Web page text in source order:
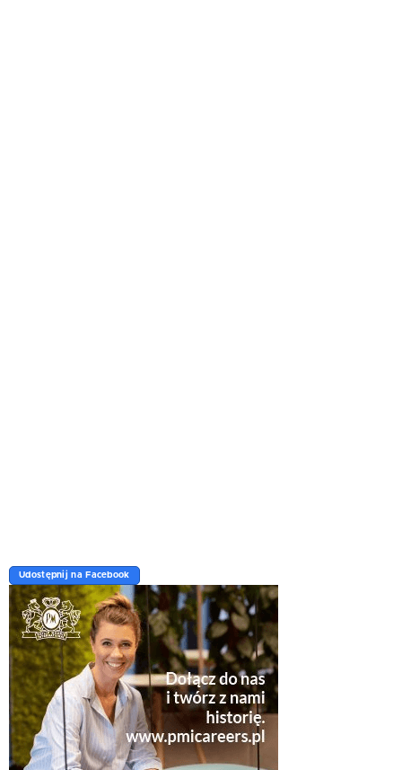
Udostępnij na Facebook